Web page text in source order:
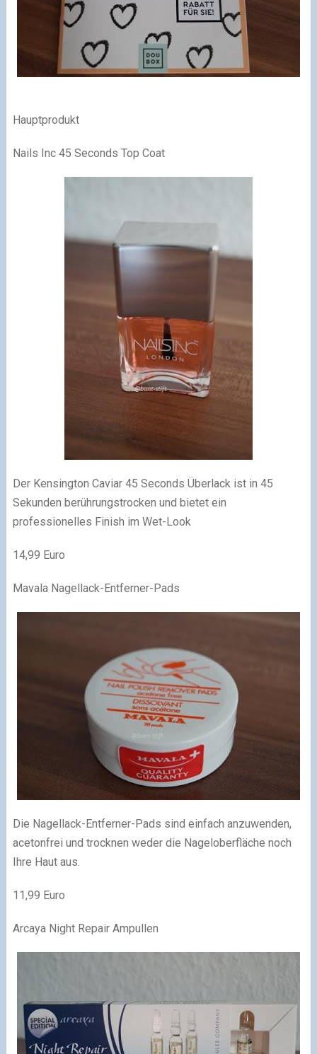
Hauptprodukt
Nails Inc 45 Seconds Top Coat
Der Kensington Caviar 45 Seconds Überlack ist in 45
Sekunden berührungstrocken und bietet ein
professionelles Finish im Wet-Look
14,99 Euro
Mavala Nagellack-Entferner-Pads
Die Nagellack-Entferner-Pads sind einfach anzuwenden,
acetonfrei und trocknen weder die Nageloberfläche noch
Ihre Haut aus.
11,99 Euro
Arcaya Night Repair Ampullen